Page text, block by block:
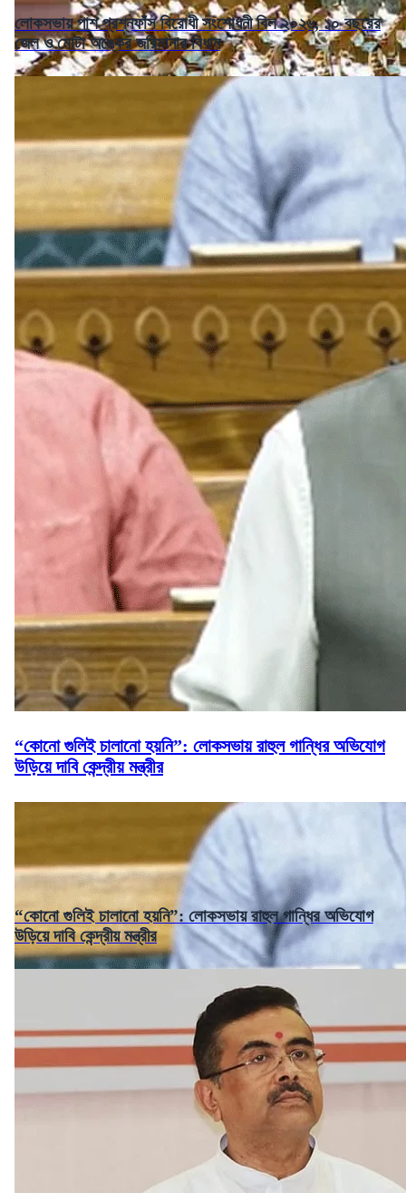
লোকসভায় পাশ প্রশ্নফাঁস বিরোধী সংশোধনী বিল ২০২৬, ১০ বছরের
জেল ও মোটা অঙ্কের জরিমানার বিধান
“কোনো গুলিই চালানো হয়নি”: লোকসভায় রাহুল গান্ধির অভিযোগ
উড়িয়ে দাবি কেন্দ্রীয় মন্ত্রীর
“কোনো গুলিই চালানো হয়নি”: লোকসভায় রাহুল গান্ধির অভিযোগ
উড়িয়ে দাবি কেন্দ্রীয় মন্ত্রীর